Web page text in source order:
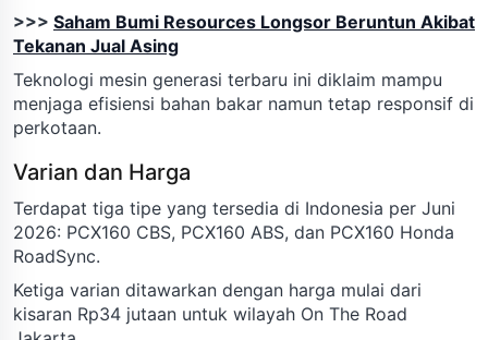
>>> Saham Bumi Resources Longsor Beruntun Akibat
Tekanan Jual Asing
Teknologi mesin generasi terbaru ini diklaim mampu
menjaga efisiensi bahan bakar namun tetap responsif di
perkotaan.
Varian dan Harga
Terdapat tiga tipe yang tersedia di Indonesia per Juni
2026: PCX160 CBS, PCX160 ABS, dan PCX160 Honda
RoadSync.
Ketiga varian ditawarkan dengan harga mulai dari
kisaran Rp34 jutaan untuk wilayah On The Road